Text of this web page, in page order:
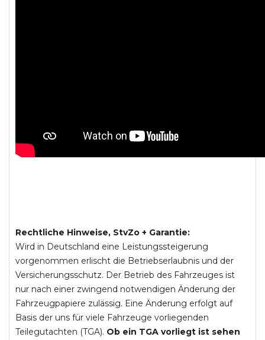
Rechtliche Hinweise, StvZo + Garantie:
Wird in Deutschland eine Leistungssteigerung
vorgenommen erlischt die Betriebserlaubnis und der
Versicherungsschutz. Der Betrieb des Fahrzeuges ist
nur nach einer zwingend notwendigen Änderung der
Fahrzeugpapiere zulässig. Eine Änderung erfolgt auf
Basis der uns für viele Fahrzeuge vorliegenden
Teilegutachten (TGA). Ob ein TGA vorliegt ist sehen